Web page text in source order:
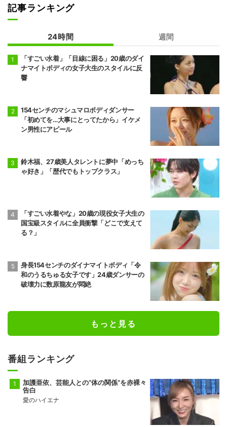
記事ランキング
24時間 週間
「すごい水着」「目線に困る」20歳のダイ
ナマイトボディの女子大生のスタイルに反
響
154センチのマシュマロボディダンサー
「初めてを…大事にとってたから」イケメ
ン男性にアピール
鈴木福、27歳美人タレントに夢中「めっち
ゃ好き」「歴代でもトップクラス」
「すごい水着やな」20歳の現役女子大生の
国宝級スタイルに全員衝撃「どこで支えて
る？」
身長154センチのダイナマイトボディ「令
和のうるちゅる女子です」24歳ダンサーの
破壊力に数原龍友が悶絶
もっと見る
番組ランキング
加護亜依、芸能人との“体の関係”を赤裸々
告白
愛のハイエナ